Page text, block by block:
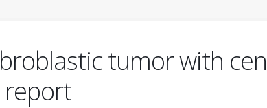
tumor with
report